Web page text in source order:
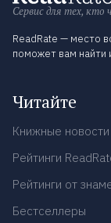
Сервис для тех, кто
ReadRate — место
поможет вам найти
Читайте
Книжные новости
Рейтинги
Рейтинги от
Бестселлеры